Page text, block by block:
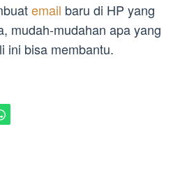
email baru di HP yang
mudah-mudahan apa yang
ini bisa membantu.